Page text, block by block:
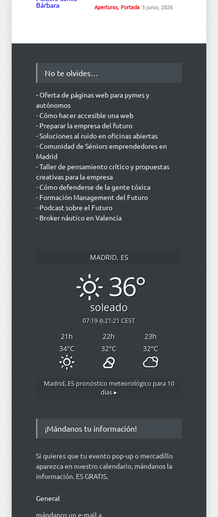
Aperturas, Portada 5 junio, 2026
No te olvides…
- Oferta de páginas web para pymes y
autónomos
- Cómo hacer accesible una web
- Preparar la empresa del futuro
- Soluciones al ruido en oficinas abiertas
- Comunidad de Séniors emprendedores en
Madrid
- Taller de pensamiento crítico y propuestas
creativas para la empresa
- Cómo defenderse de la gente tóxica
- Formación Management del Futuro
- Podcast sobre el Futuro
- Broker náutico en Valencia
MADRID, ES
36°
soleado
07:19 21:21 CEST
21h 22h 23h
34°C 32°C 32°C
Madrid, ESpronóstico meteorológico para 10
días ▸
¡Mándanos tu información!
Si quieres que tu evento pop-up o mercadillo
aparezca en nuestro calendario, mándanos la
información. ES GRATIS.
General
mándanos un e-mail a